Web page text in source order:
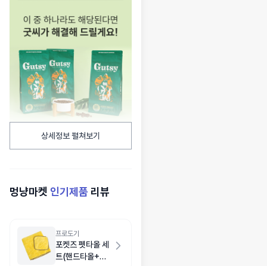
상세정보 펼쳐보기
멍냥마켓 인기제품 리뷰
프로도기
포켓즈 펫타올 세
트(핸드타올+목